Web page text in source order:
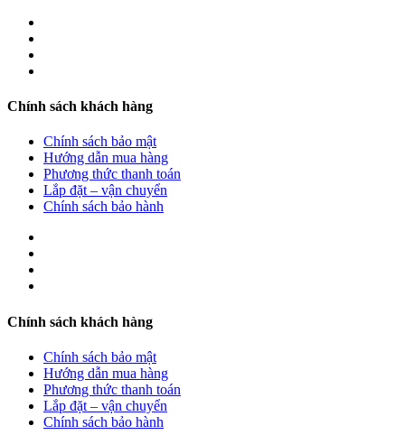
Chính sách khách hàng
Chính sách bảo mật
Hướng dẫn mua hàng
Phương thức thanh toán
Lắp đặt – vận chuyển
Chính sách bảo hành
Chính sách khách hàng
Chính sách bảo mật
Hướng dẫn mua hàng
Phương thức thanh toán
Lắp đặt – vận chuyển
Chính sách bảo hành